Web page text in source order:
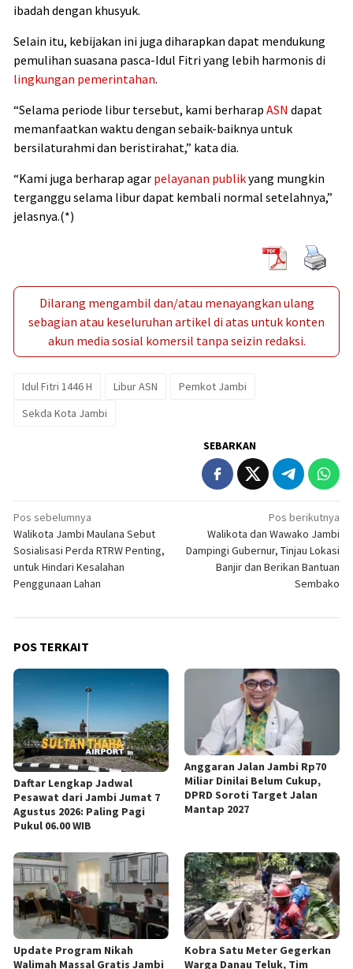
ibadah dengan khusyuk.
Selain itu, kebijakan ini juga diharapkan dapat mendukung
pemulihan suasana pasca-Idul Fitri yang lebih harmonis di
lingkungan pemerintahan.
“Selama periode libur tersebut, kami berharap ASN dapat
memanfaatkan waktu dengan sebaik-baiknya untuk
bersilaturahmi dan beristirahat,” kata dia.
“Kami juga berharap agar pelayanan publikyang mungkin
terganggu selama libur dapat kembali normal setelahnya,”
jelasnya.(*)
Dilarang mengambil dan/atau menayangkan ulang
sebagian atau keseluruhan artikel di atas untuk konten
akun media sosial komersil tanpa seizin redaksi.
Idul Fitri 1446 H Libur ASN
Pemkot Jambi
Sekda Kota Jambi
SEBARKAN
Navigasi
pos
Pos sebelumnya
Walikota Jambi Maulana Sebut
Sosialisasi Perda RTRW Penting,
untuk Hindari Kesalahan
Penggunaan Lahan
Pos berikutnya
Walikota dan Wawako Jambi
Dampingi Gubernur, Tinjau Lokasi
Banjir dan Berikan Bantuan
Sembako
POS TERKAIT
Daftar Lengkap Jadwal
Pesawat dari Jambi Jumat 7
Agustus 2026: Paling Pagi
Pukul 06.00 WIB
Anggaran Jalan Jambi Rp70
Miliar Dinilai Belum Cukup,
DPRD Soroti Target Jalan
Mantap 2027
Update Program Nikah
Walimah Massal Gratis Jambi
Kobra Satu Meter Gegerkan
Warga Danau Teluk, Tim